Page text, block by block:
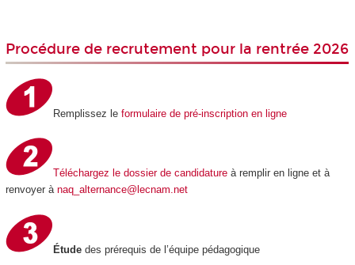
Procédure de recrutement pour la rentrée 2026
Remplissez le formulaire de pré-inscription en ligne
Téléchargez le dossier de candidatureà remplir en ligne et à
renvoyer à naq_alternance@lecnam.net
Étudedes prérequis de l’équipe pédagogique